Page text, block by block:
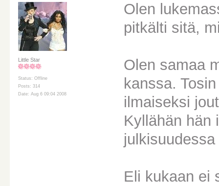
Little Star
Status: Offline
Posts: 314
Date: Aug 6 09:04 2008
Olen
pitkälti sitä,
Olen samaa
kanssa.
ilmaiseksi
Kyllähän hän
Eli kukaan ei